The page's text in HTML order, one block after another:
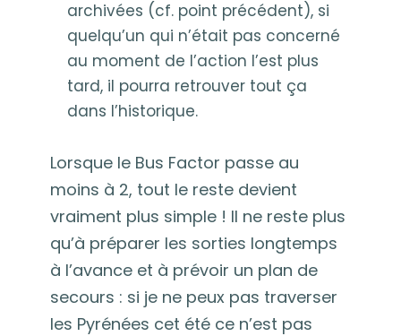
archivées (cf. point précédent), si
quelqu’un qui n’était pas concerné
au moment de l’action l’est plus
tard, il pourra retrouver tout ça
dans l’historique.
Lorsque le Bus Factor passe au
moins à 2, tout le reste devient
vraiment plus simple ! Il ne reste plus
qu’à préparer les sorties longtemps
à l’avance et à prévoir un plan de
secours : si je ne peux pas traverser
les Pyrénées cet été ce n’est pas